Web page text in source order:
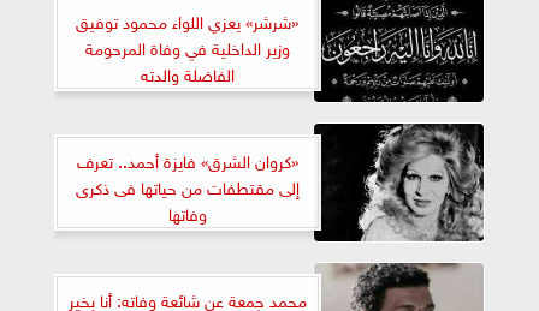
«شرشر» يعزي اللواء محمود توفيق
وزير الداخلية في وفاة المرحومة
الفاضلة والدته
«كروان الشرق» فايزة أحمد.. تعرف
إلى مقتطفات من حياتها فى ذكرى
وفاتها
محمد جمعة عن شائعة وفاته: أنا بخير